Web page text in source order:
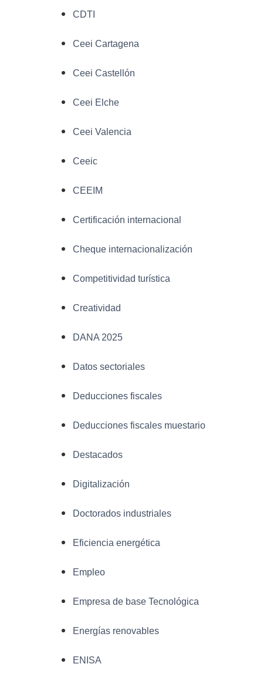
CDTI
Ceei Cartagena
Ceei Castellón
Ceei Elche
Ceei Valencia
Ceeic
CEEIM
Certificación internacional
Cheque internacionalización
Competitividad turística
Creatividad
DANA 2025
Datos sectoriales
Deducciones fiscales
Deducciones fiscales muestario
Destacados
Digitalización
Doctorados industriales
Eficiencia energética
Empleo
Empresa de base Tecnológica
Energías renovables
ENISA